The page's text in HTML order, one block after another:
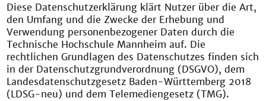
Diese Datenschutzerklärung klärt Nutzer über die Art,
den Umfang und die Zwecke der Erhebung und
Verwendung personenbezogener Daten durch die
Technische Hochschule Mannheim auf. Die
rechtlichen Grundlagen des Datenschutzes finden sich
in der Datenschutzgrundverordnung (DSGVO), dem
Landesdatenschutzgesetz Baden-Württemberg 2018
(LDSG-neu) und dem Telemediengesetz (TMG).